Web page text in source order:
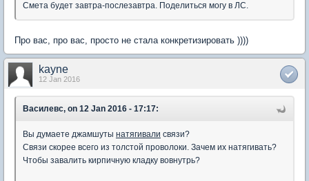
Смета будет завтра-послезавтра. Поделиться могу в ЛС.
Про вас, про вас, просто не стала конкретизировать ))))
kayne
12 Jan 2016
Василевс, on 12 Jan 2016 - 17:17:
Вы думаете джамшуты натягивали связи?
Связи скорее всего из толстой проволоки. Зачем их натягивать?
Чтобы завалить кирпичную кладку вовнутрь?